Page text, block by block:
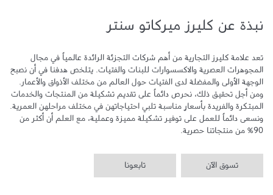
نبذة عن كليرز ميركاتو سنتر
90% من منتجاتنا حصرية.
تسوق الآن تابعونا